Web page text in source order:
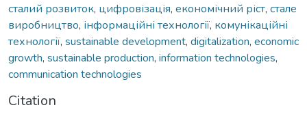
сталий розвиток, цифровізація, економічний ріст, стале
виробництво, інформаційні технології, комунікаційні
технології, sustainable development, digitalization, economic
growth, sustainable production, information technologies,
communication technologies
Citation